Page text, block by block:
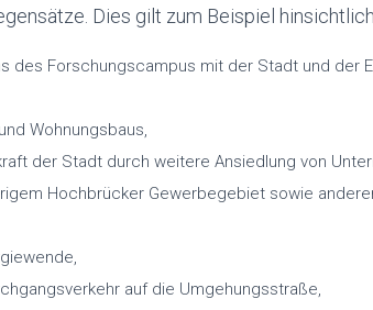
Dies gilt zum Beispiel hinsichtlich
des Forschungscampus mit der Stadt und der
Wohnungsbaus,
der Stadt durch weitere Ansiedlung von
Hochbrücker Gewerbegebiet sowie
auf die Umgehungsstraße,